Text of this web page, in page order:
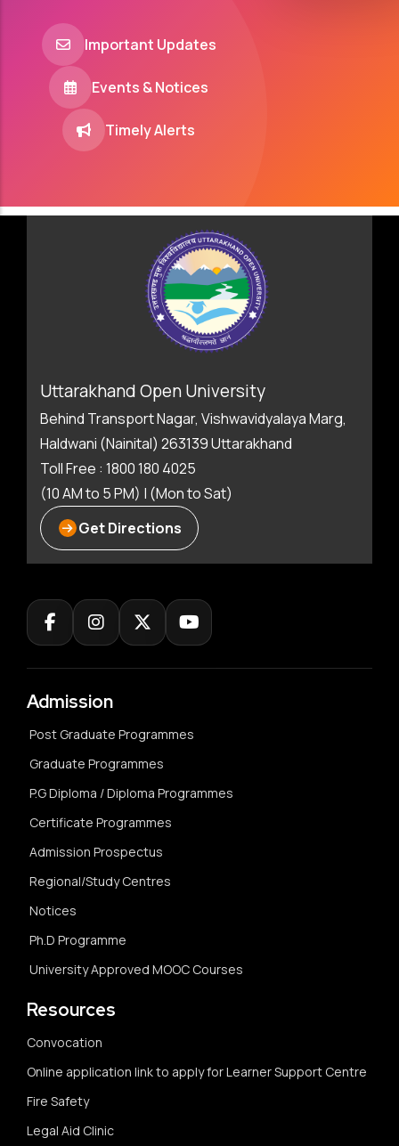
Important Updates
Events & Notices
Timely Alerts
Uttarakhand Open University
Behind Transport Nagar, Vishwavidyalaya Marg,
Haldwani (Nainital) 263139 Uttarakhand
Toll Free : 1800 180 4025
(10 AM to 5 PM) | (Mon to Sat)
Get Directions
Admission
Post Graduate Programmes
Graduate Programmes
P.G Diploma / Diploma Programmes
Certificate Programmes
Admission Prospectus
Regional/Study Centres
Notices
Ph.D Programme
University Approved MOOC Courses
Resources
Convocation
Online application link to apply for Learner Support Centre
Fire Safety
Legal Aid Clinic